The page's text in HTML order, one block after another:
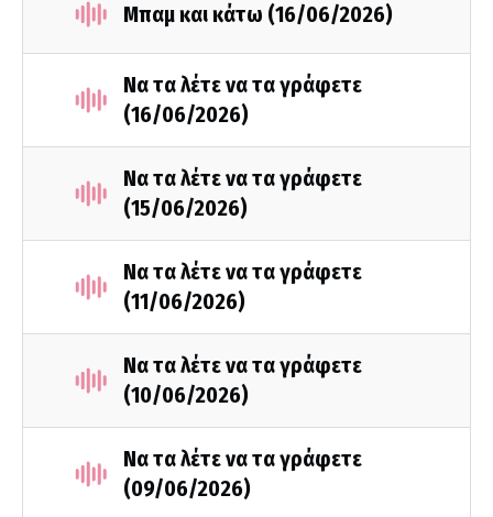
Μπαμ και κάτω (16/06/2026)
Να τα λέτε να τα γράφετε
(16/06/2026)
Να τα λέτε να τα γράφετε
(15/06/2026)
Να τα λέτε να τα γράφετε
(11/06/2026)
Να τα λέτε να τα γράφετε
(10/06/2026)
Να τα λέτε να τα γράφετε
(09/06/2026)